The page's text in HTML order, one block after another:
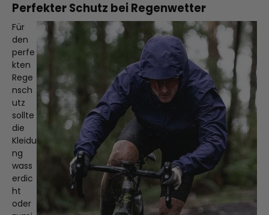
Perfekter Schutz bei Regenwetter
Für
den
perfe
kten
Rege
nsch
utz
sollte
die
Kleidu
ng
wass
erdic
ht
oder